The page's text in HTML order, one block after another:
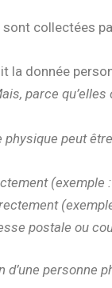
collectées
la donnée
parce
physique peut
(exemple
postale ou
d’une personne